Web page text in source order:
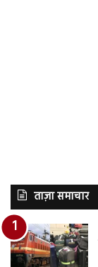
ताज़ा समाचार